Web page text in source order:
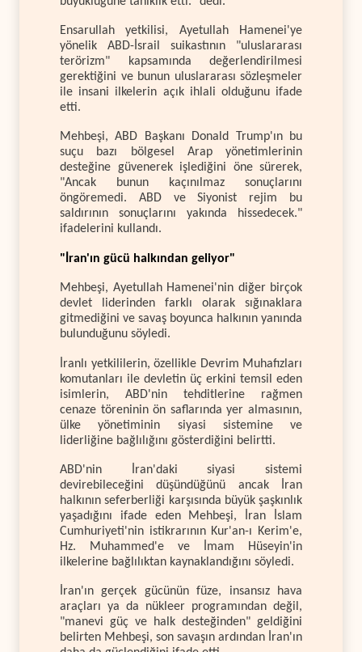
Ensarullah yetkilisi, Ayetullah Hamenei'ye
yönelik ABD-İsrail suikastının "uluslararası
terörizm" kapsamında değerlendirilmesi
gerektiğini ve bunun uluslararası sözleşmeler
ile insani ilkelerin açık ihlali olduğunu ifade
etti.
Mehbeşi, ABD Başkanı Donald Trump'ın bu
suçu bazı bölgesel Arap yönetimlerinin
desteğine güvenerek işlediğini öne sürerek,
"Ancak bunun kaçınılmaz sonuçlarını
öngöremedi. ABD ve Siyonist rejim bu
saldırının sonuçlarını yakında hissedecek."
ifadelerini kullandı.
"İran'ın gücü halkından geliyor"
Mehbeşi, Ayetullah Hamenei'nin diğer birçok
devlet liderinden farklı olarak sığınaklara
gitmediğini ve savaş boyunca halkının yanında
bulunduğunu söyledi.
İranlı yetkililerin, özellikle Devrim Muhafızları
komutanları ile devletin üç erkini temsil eden
isimlerin, ABD'nin tehditlerine rağmen
cenaze töreninin ön saflarında yer almasının,
ülke yönetiminin siyasi sistemine ve
liderliğine bağlılığını gösterdiğini belirtti.
ABD'nin İran'daki siyasi sistemi
devirebileceğini düşündüğünü ancak İran
halkının seferberliği karşısında büyük şaşkınlık
yaşadığını ifade eden Mehbeşi, İran İslam
Cumhuriyeti'nin istikrarının Kur'an-ı Kerim'e,
Hz. Muhammed'e ve İmam Hüseyin'in
ilkelerine bağlılıktan kaynaklandığını söyledi.
İran'ın gerçek gücünün füze, insansız hava
araçları ya da nükleer programından değil,
"manevi güç ve halk desteğinden" geldiğini
belirten Mehbeşi, son savaşın ardından İran'ın